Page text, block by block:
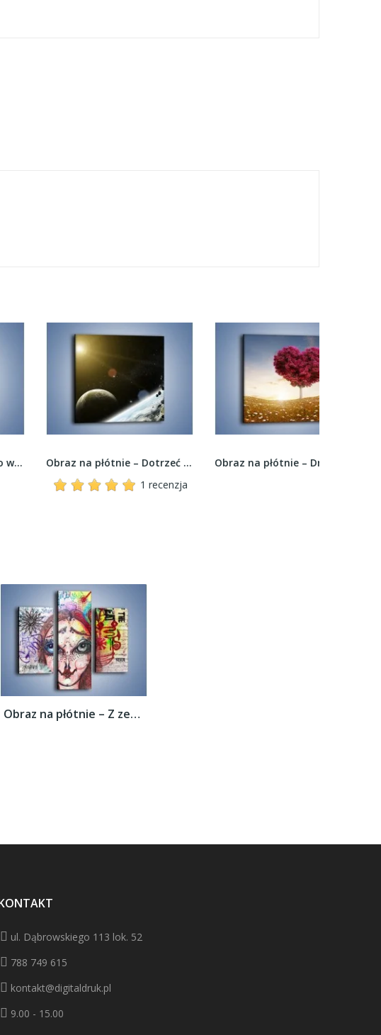
Obraz na płótnie – Dotrzeć między planety –...
1 recenzja
Obraz na płótnie – Drzewo pełne miłości –...
Obraz na płótnie – Z zeszytu ucznia –...
ul. Dąbrowskiego 113 lok. 52
788 749 615
kontakt@digitaldruk.pl
9.00 - 15.00